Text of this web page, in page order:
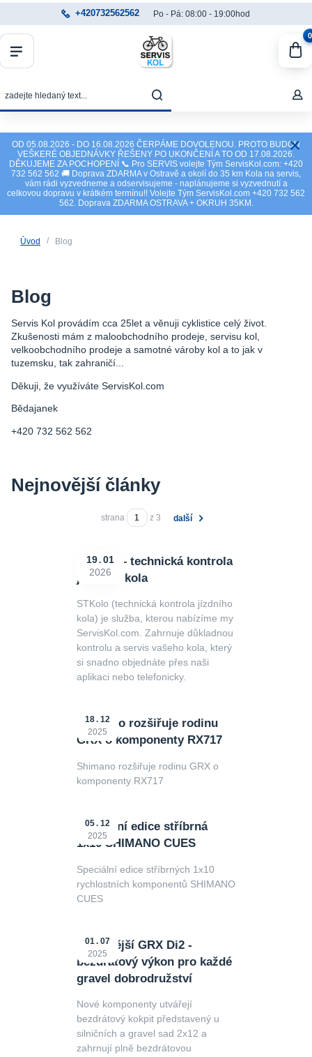
OD 05.08.2026 - DO 16.08.2026 ČERPÁME DOVOLENOU. PROTO BUDOU
VEŠKERÉ OBJEDNÁVKY ŘEŠENY PO UKONČENÍ A TO OD 17.08.2026.
DĚKUJEME ZA POCHOPENÍ 📞 Pro SERVIS volejte Tým ServisKol.com: +420
732 562 562 🚚 Doprava ZDARMA v Ostravě a okolí do 35 km Kola na servis,
vám rádi vyzvedneme a odservisujeme - naplánujeme si vyzvednutí a
celkovou dopravu v krátkém termínu!! Volejte Tým ServisKol.com +420 732 562
562. Doprava ZDARMA OSTRAVA + OKRUH 35KM.
+420732562562 Po - Pá: 08:00 - 19:00hod
0
Úvod Blog
Blog
Servis Kol provádím cca 25let a věnuji cyklistice celý život.
Zkušenosti mám z maloobchodního prodeje, servisu kol,
velkoobchodního prodeje a samotné vároby kol a to jak v
tuzemsku, tak zahraničí...
Děkuji, že využíváte ServisKol.com
Bědajanek
+420 732 562 562
Nejnovější články
strana z 3 další
STKolo – technická kontrola
jízdního kola
19 01
2026
STKolo (technická kontrola jízdního
kola) je služba, kterou nabízíme my
ServisKol.com. Zahrnuje důkladnou
kontrolu a servis vašeho kola, který
si snadno objednáte přes naši
aplikaci nebo telefonicky.
Shimano rozšiřuje rodinu
GRX o komponenty RX717
18
12
2025
Shimano rozšiřuje rodinu GRX o
komponenty RX717
Speciální edice stříbrná
1x10 SHIMANO CUES
05
12
2025
Speciální edice stříbrných 1x10
rychlostních komponentů SHIMANO
CUES
Nejnovější GRX Di2 -
bezdrátový výkon pro každé
gravel dobrodružství
01
07
2025
Nové komponenty utvářejí
bezdrátový kokpit představený u
silničních a gravel sad 2x12 a
zahrnují plně bezdrátovou